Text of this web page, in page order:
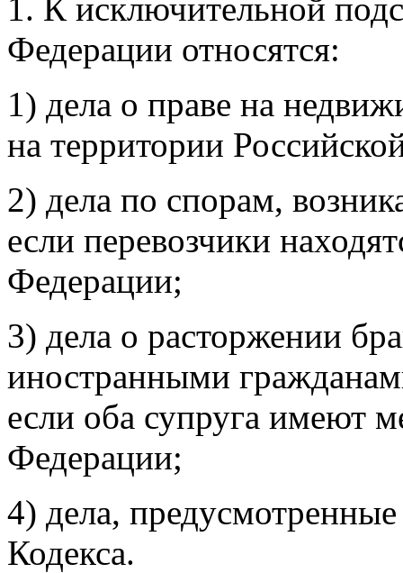
1. К исключительной
Федерации относятся:
1) дела о праве на
на территории
2) дела по спорам,
если перевозчики
Федерации;
3) дела о расторжении
иностранными
если оба супруга имеют
Федерации;
4) дела,
Кодекса.